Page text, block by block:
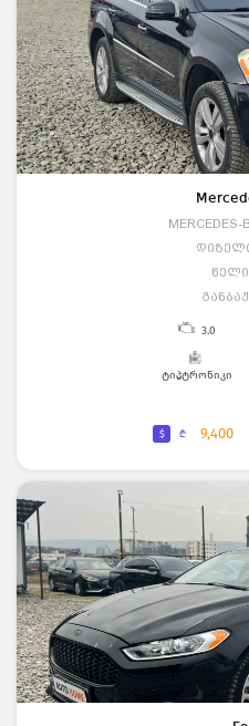
MERCEDES-
წელი
3.0
ტიპტრონიკი
$ ₾ 9,400